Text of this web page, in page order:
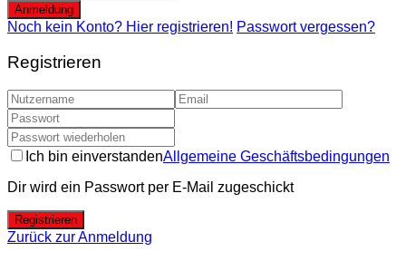
Anmeldung
Noch kein Konto? Hier registrieren! Passwort vergessen?
Registrieren
Ich bin einverstandenAllgemeine Geschäftsbedingungen
Dir wird ein Passwort per E-Mail zugeschickt
Registrieren
Zurück zur Anmeldung